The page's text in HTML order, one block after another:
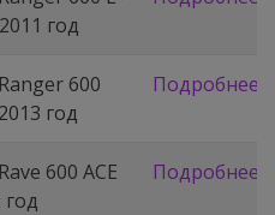
год
600
год
Подробнее
600 ACE
год
Подробнее